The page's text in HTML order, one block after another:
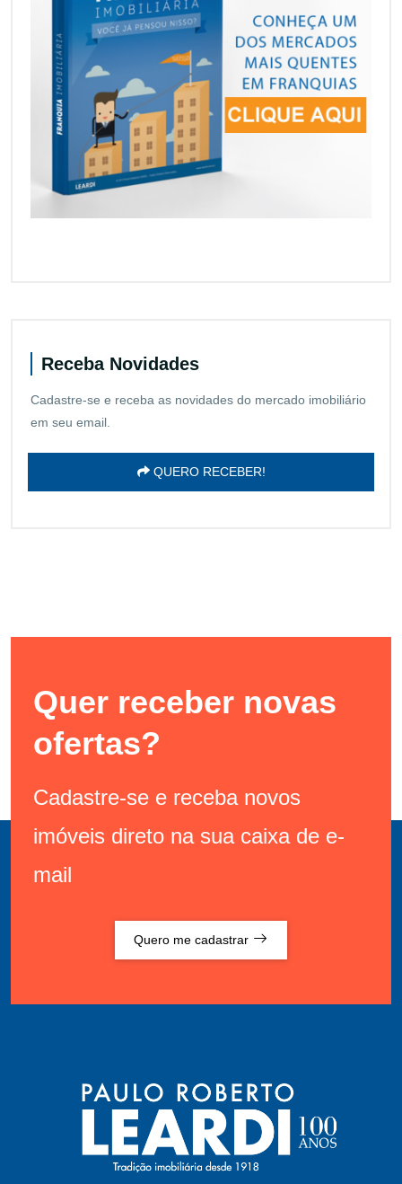
Receba Novidades
Cadastre-se e receba as novidades do mercado imobiliário
em seu email.
QUERO RECEBER!
Quer receber novas
ofertas?
Cadastre-se e receba novos
imóveis direto na sua caixa de e-
mail
Quero me cadastrar